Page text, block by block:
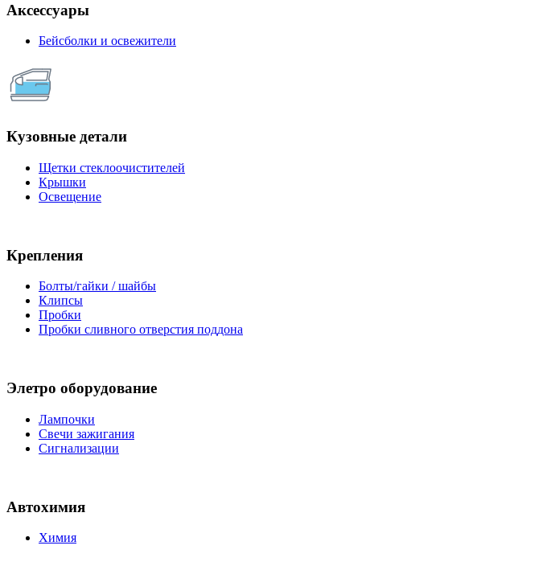
Аксессуары
Бейсболки и освежители
Кузовные детали
Щетки стеклоочистителей
Крышки
Освещение
Крепления
Болты/гайки / шайбы
Клипсы
Пробки
Пробки сливного отверстия поддона
Элетро оборудование
Лампочки
Свечи зажигания
Сигнализации
Автохимия
Химия